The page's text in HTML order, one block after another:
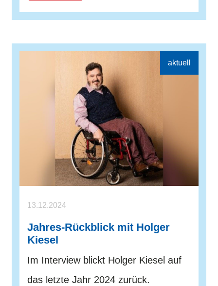
13.12.2024
Jahres-Rückblick mit Holger
Kiesel
Im Interview blickt Holger Kiesel auf
das letzte Jahr 2024 zurück.